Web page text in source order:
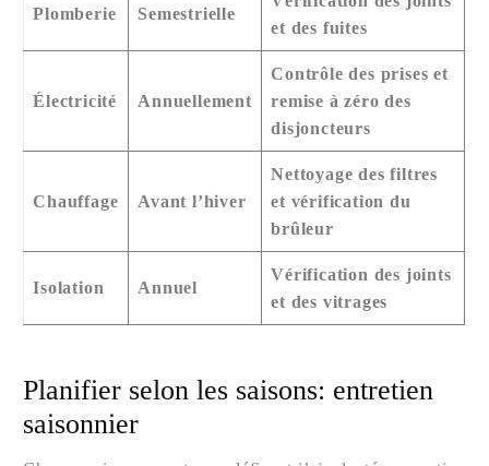
Plomberie Semestrielle
et des fuites
Électricité Annuellement
Contrôle des prises et
remise à zéro des
disjoncteurs
Chauffage Avant l’hiver
Nettoyage des filtres
et vérification du
brûleur
Isolation Annuel
Vérification des joints
et des vitrages
Planifier selon les saisons: entretien
saisonnier